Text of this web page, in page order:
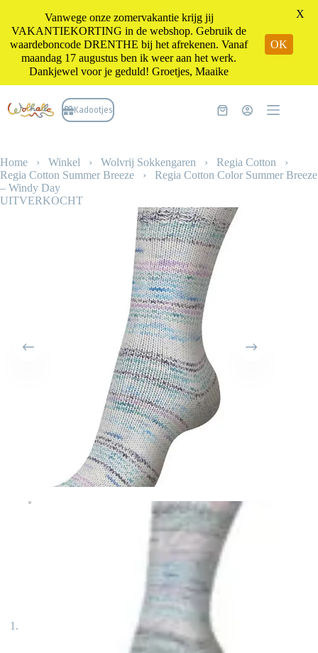
naar
de
Kadootjes Winkelwagen
Home › Winkel › Wolvrij Sokkengaren › Regia Cotton ›
Regia Cotton Summer Breeze › Regia Cotton Color Summer Breeze
– Windy Day
UITVERKOCHT
Vanwege onze zomervakantie krijg jij
VAKANTIEKORTING in de webshop. Gebruik de
waardeboncode DRENTHE bij het afrekenen. Vanaf
maandag 17 augustus ben ik weer aan het werk.
Dankjewel voor je geduld! Groetjes, Maaike
OK
X